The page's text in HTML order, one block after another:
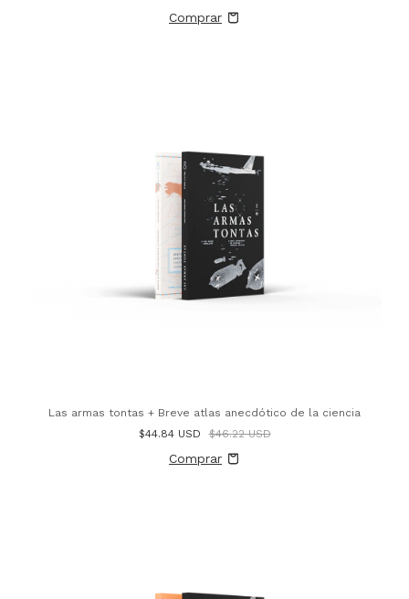
Las armas tontas + Breve atlas anecdótico de la ciencia
$44.84 USD
$46.22 USD